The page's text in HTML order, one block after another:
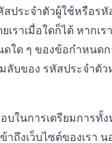
สประจำตัวผู้ใช้หรือร
เราเมื่อใดก็ได้ หากเ
ใด ๆ ของข้อกำหนดก
ลับของ รหัสประจำตั
ในการเตรียมการทั้ง
าถึงเว็บไซต์ของเรา